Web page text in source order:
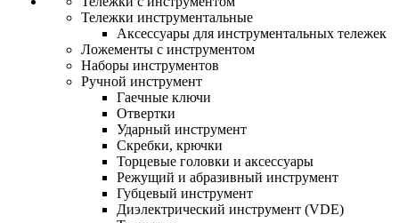
Тележки инструментальные
Аксессуары для инструментальных тележек
Ложементы с инструментом
Наборы инструментов
Ручной инструмент
Гаечные ключи
Отвертки
Ударный инструмент
Скребки, крючки
Торцевые головки и аксессуары
Режущий и абразивный инструмент
Губцевый инструмент
Диэлектрический инструмент (VDE)